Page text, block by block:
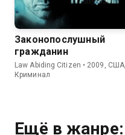
Законопослушный
гражданин
Law Abiding Citizen • 2009, США,
Криминал
Ещё в жанре: